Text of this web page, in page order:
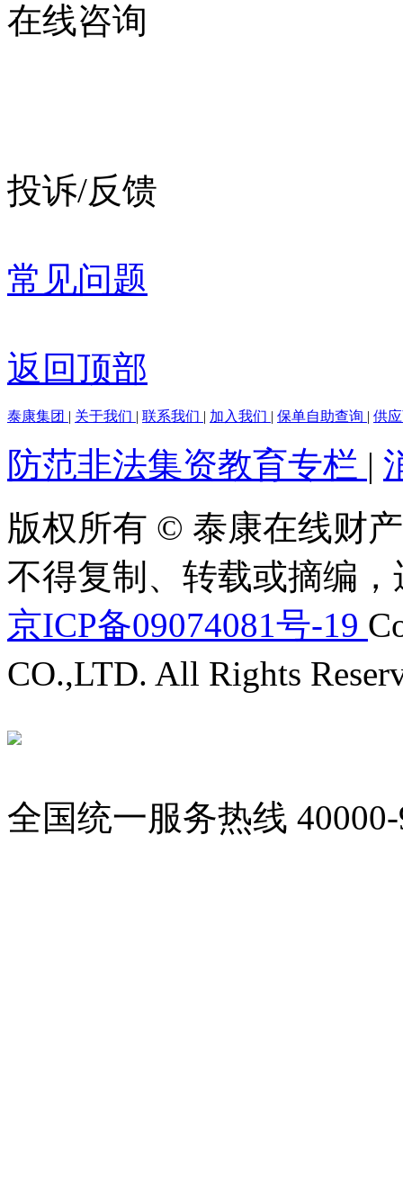
在线咨询
投诉/反馈
常见问题
返回顶部
泰康集团 | 关于我们 | 联系我们 | 加入我们 | 保单自助查询 | 供
防范非法集资教育专栏 |
版权所有 © 泰康在线财
不得复制、转载或摘编
京ICP备09074081号-19
CO.,LTD. All Rights
全国统一服务热线